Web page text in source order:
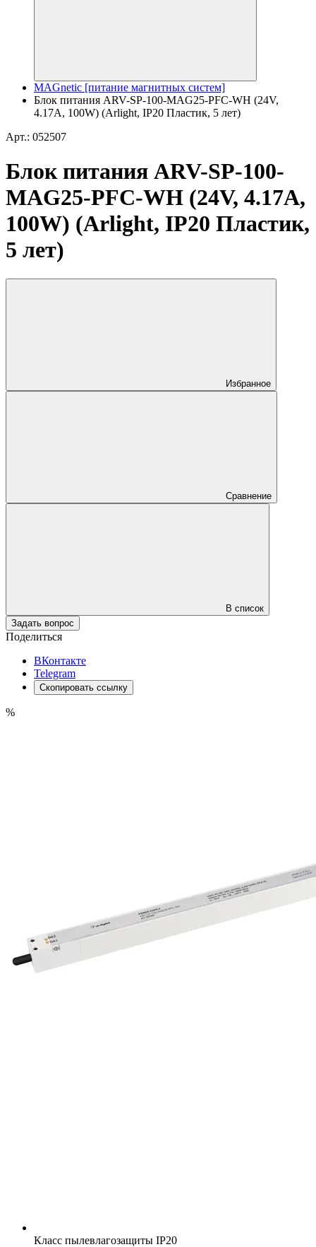
MAGnetic [питание магнитных систем]
Блок питания ARV-SP-100-MAG25-PFC-WH (24V,
4.17A, 100W) (Arlight, IP20 Пластик, 5 лет)
Арт.: 052507
Блок питания ARV-SP-100-
MAG25-PFC-WH (24V, 4.17A,
100W) (Arlight, IP20 Пластик,
5 лет)
Избранное
Сравнение
В список
Задать вопрос
Поделиться
ВКонтакте
Telegram
Скопировать ссылку
%
Класс пылевлагозащиты IP20